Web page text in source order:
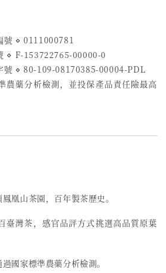
號 ⋄ 0111000781
⋄ F-153722765-00000-0
號 ⋄80-109-08170385-00004-PDL
農藥分析檢測，並投保產品責任險最高
凰山茶園，百年製茶歷史。
灣茶，感官品評方式挑選高品質原葉
國家標準農藥分析檢測。